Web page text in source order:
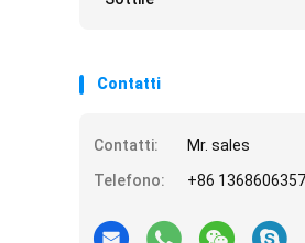
Contatti
Contatti:
Mr. sales
Telefono:
+86